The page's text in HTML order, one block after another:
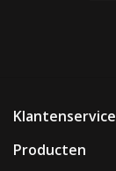
Klantenservice
Producten